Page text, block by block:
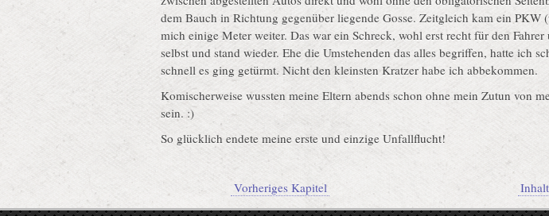
dem Bauch in Richtung gegenüber liegende Gosse. Zeitgleich kam ein
mich einige Meter weiter. Das war ein Schreck, wohl erst recht für den
selbst und stand wieder. Ehe die Umstehenden das alles begriffen, hatte ich
schnell es ging getürmt. Nicht den kleinsten Kratzer habe ich abbekommen.
Komischerweise wussten meine Eltern abends schon ohne mein Zutun von
sein. :)
So glücklich endete meine erste und einzige Unfallflucht!
Vorheriges Kapitel Inhalt